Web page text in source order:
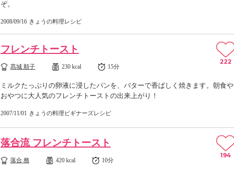
ぞ。
2008/09/16 きょうの料理レシピ
フレンチトースト
髙城 順子 230 kcal 15分
ミルクたっぷりの卵液に浸したパンを、バターで香ばしく焼きます。朝食や
おやつに大人気のフレンチトーストの出来上がり！
2007/11/01 きょうの料理ビギナーズレシピ
222
落合流 フレンチトースト
落合 務 420 kcal 10分
194